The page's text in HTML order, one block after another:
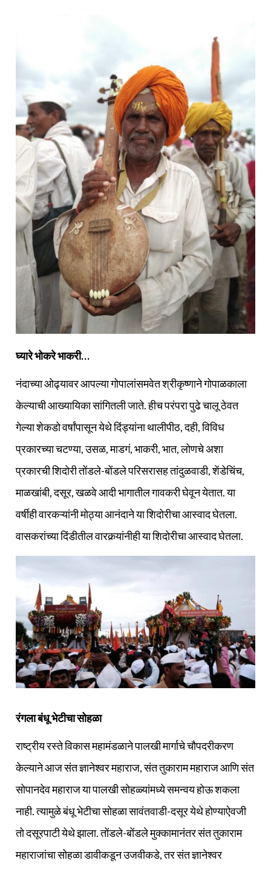
घ्यारे भोकरे भाकरी…
नंदाच्या ओढ्यावर आपल्या गोपालांसमवेत श्रीकृष्णाने गोपाळकाला
केल्याची आख्यायिका सांगितली जाते. हीच परंपरा पुढे चालू ठेवत
गेल्या शेकडो वर्षांपासून येथे दिंड्यांना थालीपीठ, दही, विविध
प्रकारच्या चटण्या, उसळ, माडगं, भाकरी, भात, लोणचे अशा
प्रकारची शिदोरी तोंडले-बोंडले परिसरासह तांदुळवाडी, शेंडेचिंच,
माळखांबी, दसूर, खळवे आदी भागातील गावकरी घेवून येतात. या
वर्षीही वारकऱ्यांनी मोठ्या आनंदाने या शिदोरीचा आस्वाद घेतला.
वासकरांच्या दिंडीतील वारकर्‍यांनीही या शिदोरीचा आस्वाद घेतला.
रंगला बंधू भेटीचा सोहळा
राष्ट्रीय रस्ते विकास महामंडळाने पालखी मार्गाचे चौपदरीकरण
केल्याने आज संत ज्ञानेश्वर महाराज, संत तुकाराम महाराज आणि संत
सोपानदेव महाराज या पालखी सोहळ्यांमध्ये समन्वय होऊ शकला
नाही. त्यामुळे बंधू भेटीचा सोहळा सावंतवाडी-दसूर येथे होण्याऐवजी
तो दसूरपाटी येथे झाला. तोंडले-बोंडले मुक्कामानंतर संत तुकाराम
महाराजांचा सोहळा डावीकडून उजवीकडे, तर संत ज्ञानेश्वर